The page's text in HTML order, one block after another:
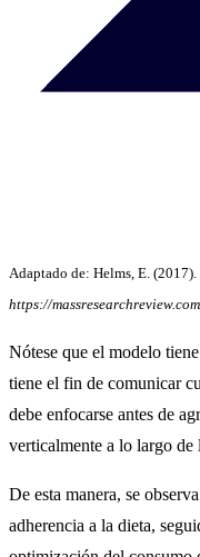
Adaptado de: Helms, E.
https://
Nótese que el modelo
tiene el fin de comunicar
debe enfocarse antes de
verticalmente a lo largo de
De esta manera, se
adherencia a la dieta,